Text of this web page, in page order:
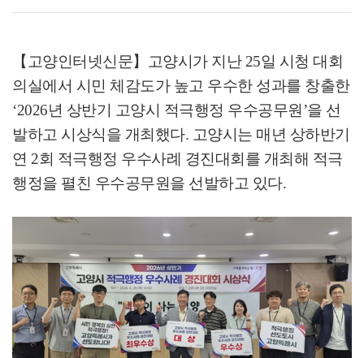
【고양인터넷신문】 고양시가 지난 25일 시청 대회
의실에서 시민 체감도가 높고 우수한 성과를 창출한
‘2026년 상반기 고양시 적극행정 우수공무원 ’을 선
발하고 시상식을 개최했다. 고양시는 매년 상하반기
연 2회 적극행정 우수사례 경진대회를 개최해 적극
행정을 펼친 우수공무원을 선발하고 있다.